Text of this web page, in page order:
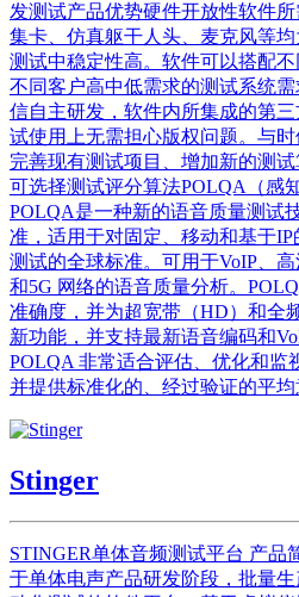
发测试产品优势硬件开放性软件
集卡、仿真躯干人头、麦克风等
测试中稳定性高。软件可以搭配
不同客户高中低需求的测试系统
信自主研发，软件内所集成的第
试使用上无需担心版权问题。与
完善现有测试项目、增加新的测试
可选择测试评分算法POLQA（感
POLQA是一种新的语音质量测试
准，适用于对固定、移动和基于
测试的全球标准。可用于VoIP、
和5G 网络的语音质量分析。
准确度，并为超宽带（HD）和全
新功能，并支持最新语音编码和
POLQA 非常适合评估、优化和监
并提供标准化的、经过验证的平均
Stinger
STINGER单体音频测试平台 产品
于单体电声产品研发阶段，批量